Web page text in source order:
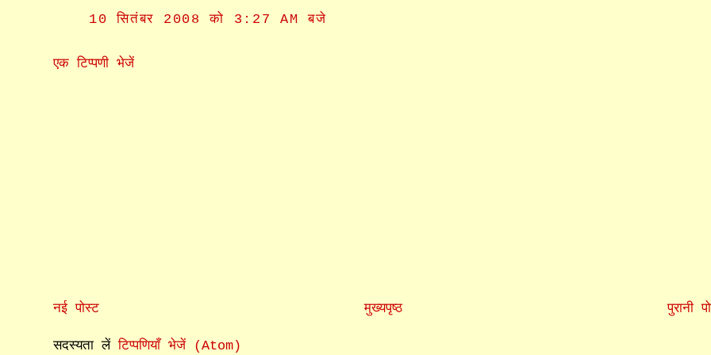
10 सितंबर 2008 को 3:27 AM बजे
एक टिप्पणी भेजें
नई पोस्ट पुरानी
मुख्यपृष्ठ
सदस्यता लेंटिप्पणियाँ भेजें (Atom)